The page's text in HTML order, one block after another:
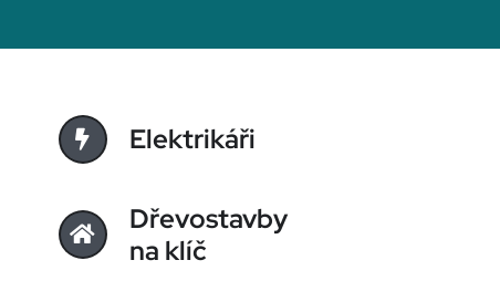
Elektrikáři
Dřevostavby
na klíč